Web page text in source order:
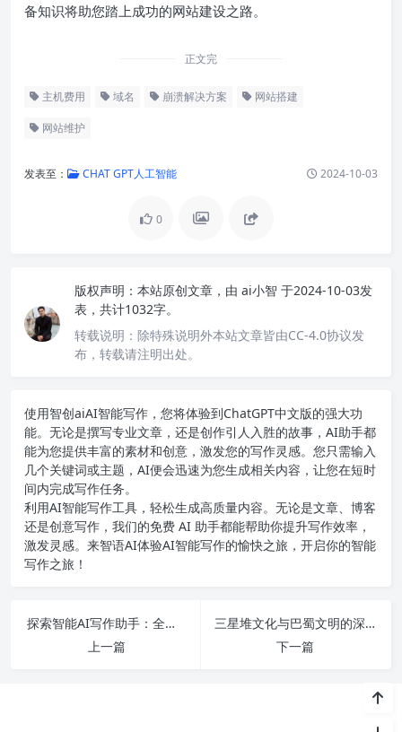
备知识将助您踏上成功的网站建设之路。
正文完
主机费用 域名 崩溃解决方案 网站搭建
网站维护
发表至： CHAT GPT人工智能 2024-10-03
0
版权声明： 本站原创文章，由 ai小智 于2024-10-03发
表，共计1032字。
转载说明： 除特殊说明外本站文章皆由CC-4.0协议发
布，转载请注明出处。
使用智创aiAI智能写作 ，您将体验到ChatGPT中文版的强大功
能。无论是撰写专业文章，还是创作引人入胜的故事，AI助手都
能为您提供丰富的素材和创意，激发您的写作灵感。您只需输入
几个关键词或主题，AI便会迅速为您生成相关内容，让您在短时
间内完成写作任务。
利用AI智能写作工具，轻松生成高质量内容。无论是文章、博客
还是创意写作，我们的免费 AI 助手都能帮助你提升写作效率，
激发灵感。来智语AI体验AI智能写作的愉快之旅，开启你的智能
写作之旅！
探索智能AI写作助手：全面评测热门平台及其创作潜力揭秘！
上一篇
三星堆文化与巴蜀文明的深度解析：揭示古代文明的神秘面纱
下一篇